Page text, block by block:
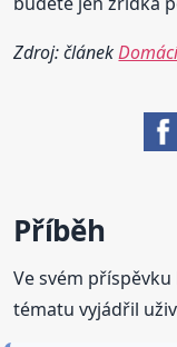
Zdroj: článek
Příběh
Ve svém příspěvku
tématu vyjádřil